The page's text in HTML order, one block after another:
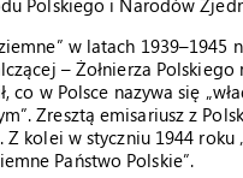
Polskiego i Narodów
w latach
– Żołnierza
co w Polsce nazywa się
Zresztą emisariusz z
Z kolei w styczniu 1944
Państwo Polskie”.